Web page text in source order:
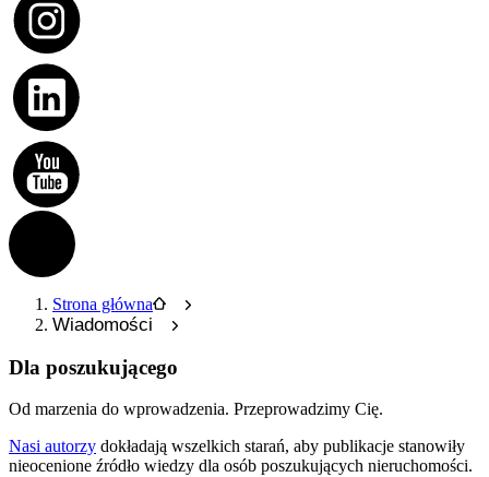
Strona główna
Wiadomości
Dla poszukującego
Od marzenia do wprowadzenia. Przeprowadzimy Cię.
Nasi autorzy dokładają wszelkich starań, aby publikacje stanowiły
nieocenione źródło wiedzy dla osób poszukujących nieruchomości.